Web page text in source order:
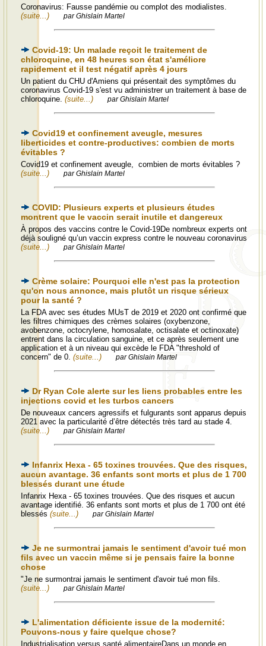
Coronavirus: Fausse pandémie ou complot des modialistes.
(suite...)
par Ghislain Martel
Covid-19: Un malade reçoit le traitement de
chloroquine, en 48 heures son état s'améliore
rapidement et il test négatif après 4 jours
Un patient du CHU d'Amiens qui présentait des symptômes du
coronavirus Covid-19 s'est vu administrer un traitement à base de
chloroquine. (suite...) par Ghislain Martel
Covid19 et confinement aveugle, mesures
liberticides et contre-productives: combien de morts
évitables ?
Covid19 et confinement aveugle, combien de morts évitables ?
(suite...)
par Ghislain Martel
COVID: Plusieurs experts et plusieurs études
montrent que le vaccin serait inutile et dangereux
À propos des vaccins contre le Covid-19De nombreux experts ont
déjà souligné qu’un vaccin express contre le nouveau coronavirus
(suite...)
par Ghislain Martel
Crème solaire: Pourquoi elle n'est pas la protection
qu'on nous annonce, mais plutôt un risque sérieux
pour la santé ?
La FDA avec ses études MUsT de 2019 et 2020 ont confirmé que
les filtres chimiques des crèmes solaires (oxybenzone,
avobenzone, octocrylene, homosalate, octisalate et octinoxate)
entrent dans la circulation sanguine, et ce après seulement une
application et à un niveau qui excède le FDA "threshold of
concern" de 0. (suite...) par Ghislain Martel
Dr Ryan Cole alerte sur les liens probables entre les
injections covid et les turbos cancers
De nouveaux cancers agressifs et fulgurants sont apparus depuis
2021 avec la particularité d’être détectés très tard au stade 4.
(suite...)
par Ghislain Martel
Infanrix Hexa - 65 toxines trouvées. Que des risques,
aucun avantage. 36 enfants sont morts et plus de 1 700
blessés durant une étude
Infanrix Hexa - 65 toxines trouvées. Que des risques et aucun
avantage identifié. 36 enfants sont morts et plus de 1 700 ont été
blessés (suite...) par Ghislain Martel
Je ne surmontrai jamais le sentiment d'avoir tué mon
fils avec un vaccin même si je pensais faire la bonne
chose
"Je ne surmontrai jamais le sentiment d'avoir tué mon fils.
(suite...)
par Ghislain Martel
L'alimentation déficiente issue de la modernité:
Pouvons-nous y faire quelque chose?
Industrialisation versus santé alimentaireDans un monde en